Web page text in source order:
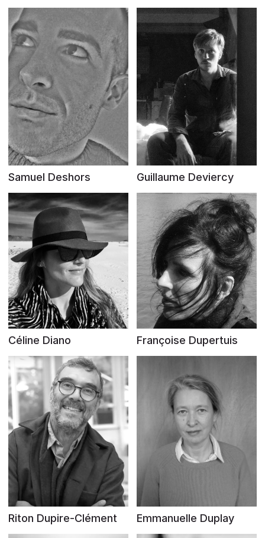
Samuel Deshors Guillaume Deviercy
Céline Diano Françoise Dupertuis
Riton Dupire-Clément Emmanuelle Duplay